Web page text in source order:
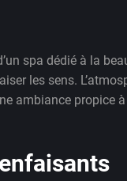
spa dédié à la
les sens.
ambiance propice